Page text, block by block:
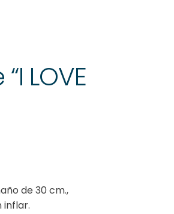
LOVE
de 30 cm.,
inflar.